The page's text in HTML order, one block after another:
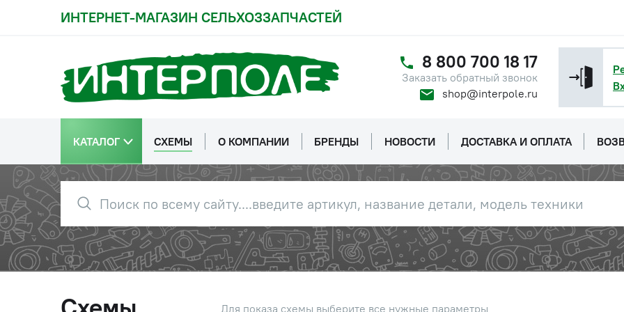
ИНТЕРНЕТ-МАГАЗИН СЕЛЬХОЗЗАПЧАСТЕЙ
8 800 700 18 17
Заказать обратный звонок
shop@interpole.ru
КАТАЛОГ СХЕМЫ О КОМПАНИИ БРЕНДЫ НОВОСТИ ДОСТАВКА И ОПЛАТА
Для показа схемы выберите все нужные параметры